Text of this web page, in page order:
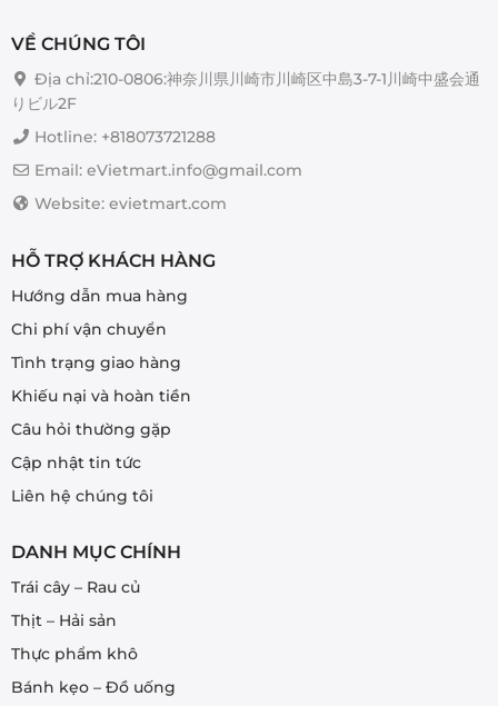
VỀ CHÚNG TÔI
Địa chỉ:210-0806:神奈川県川崎市川崎区中島3-7-1川崎中盛会通
りビル2F
Hotline: +818073721288
Email: eVietmart.info@gmail.com
Website: evietmart.com
HỖ TRỢ KHÁCH HÀNG
Hướng dẫn mua hàng
Chi phí vận chuyển
Tình trạng giao hàng
Khiếu nại và hoàn tiền
Câu hỏi thường gặp
Cập nhật tin tức
Liên hệ chúng tôi
DANH MỤC CHÍNH
Trái cây – Rau củ
Thịt – Hải sản
Thực phẩm khô
Bánh kẹo – Đồ uống